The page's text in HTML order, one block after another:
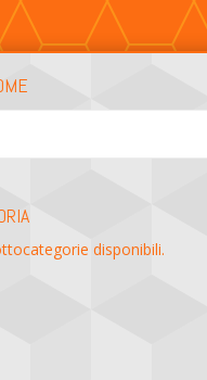
disponibili.